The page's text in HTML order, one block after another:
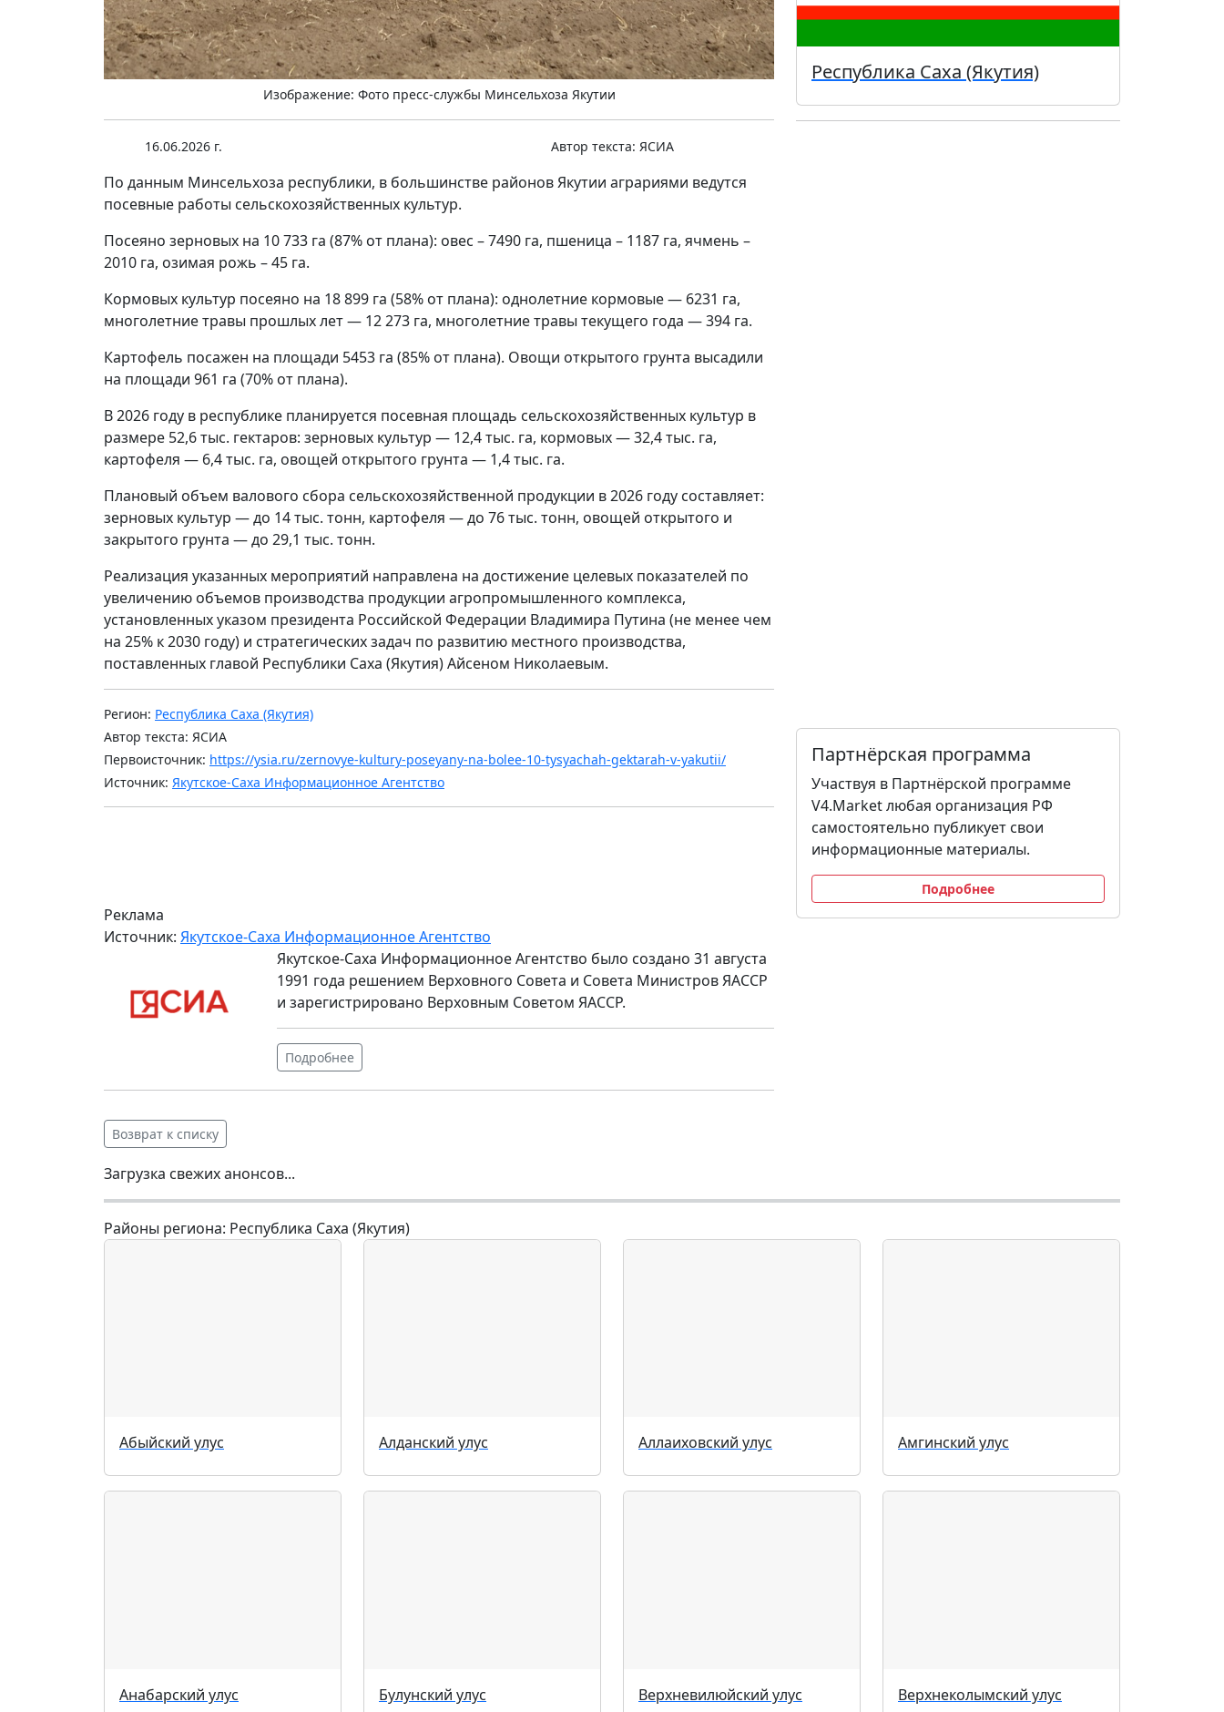
Изображение: Фото пресс-службы Минсельхоза Якутии
16.06.2026 г. Автор текста: ЯСИА
По данным Минсельхоза республики, в большинстве районов Якутии аграриями ведутся
посевные работы сельскохозяйственных культур.
Посеяно зерновых на 10 733 га (87% от плана): овес – 7490 га, пшеница – 1187 га, ячмень –
2010 га, озимая рожь – 45 га.
Кормовых культур посеяно на 18 899 га (58% от плана): однолетние кормовые — 6231 га,
многолетние травы прошлых лет — 12 273 га, многолетние травы текущего года — 394 га.
Картофель посажен на площади 5453 га (85% от плана). Овощи открытого грунта высадили
на площади 961 га (70% от плана).
В 2026 году в республике планируется посевная площадь сельскохозяйственных культур в
размере 52,6 тыс. гектаров: зерновых культур — 12,4 тыс. га, кормовых — 32,4 тыс. га,
картофеля — 6,4 тыс. га, овощей открытого грунта — 1,4 тыс. га.
Плановый объем валового сбора сельскохозяйственной продукции в 2026 году составляет:
зерновых культур — до 14 тыс. тонн, картофеля — до 76 тыс. тонн, овощей открытого и
закрытого грунта — до 29,1 тыс. тонн.
Реализация указанных мероприятий направлена на достижение целевых показателей по
увеличению объемов производства продукции агропромышленного комплекса,
установленных указом президента Российской Федерации Владимира Путина (не менее чем
на 25% к 2030 году) и стратегических задач по развитию местного производства,
поставленных главой Республики Саха (Якутия) Айсеном Николаевым.
Регион: Республика Саха (Якутия)
Автор текста: ЯСИА
Первоисточник: https://ysia.ru/zernovye-kultury-poseyany-na-bolee-10-tysyachah-gektarah-v-yakutii/
Источник: Якутское-Саха Информационное Агентство
Реклама
Источник: Якутское-Саха Информационное Агентство
Якутское-Саха Информационное Агентство было создано 31 августа
1991 года решением Верховного Совета и Совета Министров ЯАССР
и зарегистрировано Верховным Советом ЯАССР.
Подробнее
Республика Саха (Якутия)
Партнёрская программа
Участвуя в Партнёрской программе
V4.Market любая организация РФ
самостоятельно публикует свои
информационные материалы.
Подробнее
Возврат к списку
Загрузка свежих анонсов...
Районы региона: Республика Саха (Якутия)
Абыйский улус Алданский улус Аллаиховский улус Амгинский улус
Анабарский улус Булунский улус Верхневилюйский улус Верхнеколымский улус